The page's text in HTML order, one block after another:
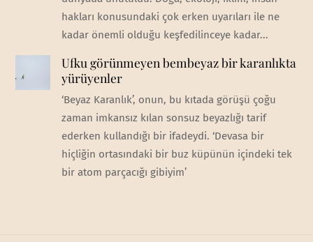
hakları konusundaki çok erken uyarıları ile ne
kadar önemli olduğu keşfedilinceye kadar...
Ufku görünmeyen bembeyaz bir karanlıkta
yürüyenler
‘Beyaz Karanlık’, onun, bu kıtada görüşü çoğu
zaman imkansız kılan sonsuz beyazlığı tarif
ederken kullandığı bir ifadeydi. ‘Devasa bir
hiçliğin ortasındaki bir buz küpünün içindeki tek
bir atom parçacığı gibiyim’